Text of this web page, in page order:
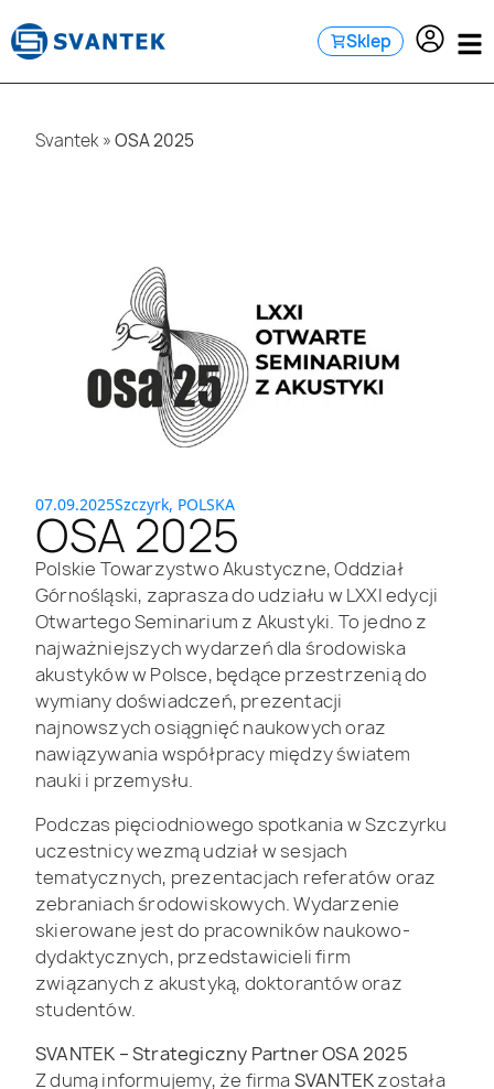
treści
Sklep
Svantek»OSA 2025
07.09.2025Szczyrk, POLSKA
OSA 2025
Polskie Towarzystwo Akustyczne, Oddział
Górnośląski, zaprasza do udziału w LXXI edycji
Otwartego Seminarium z Akustyki. To jedno z
najważniejszych wydarzeń dla środowiska
akustyków w Polsce, będące przestrzenią do
wymiany doświadczeń, prezentacji
najnowszych osiągnięć naukowych oraz
nawiązywania współpracy między światem
nauki i przemysłu.
Podczas pięciodniowego spotkania w Szczyrku
uczestnicy wezmą udział w sesjach
tematycznych, prezentacjach referatów oraz
zebraniach środowiskowych. Wydarzenie
skierowane jest do pracowników naukowo-
dydaktycznych, przedstawicieli firm
związanych z akustyką, doktorantów oraz
studentów.
SVANTEK – Strategiczny Partner OSA 2025
Z dumą informujemy, że firmaSVANTEKzostała